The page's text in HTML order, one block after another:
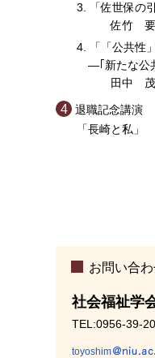
「佐世保の
佐竹 要平
「「公共性
―｢新たな公
田中 茂實
退職記念講演
「長崎と
お問い合
社会福祉学
TEL:0956-39-
toyoshim